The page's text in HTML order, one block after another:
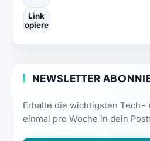
Link
kopieren
NEWSLETTER
Erhalte die wichtigsten Tech-
einmal pro Woche in dein